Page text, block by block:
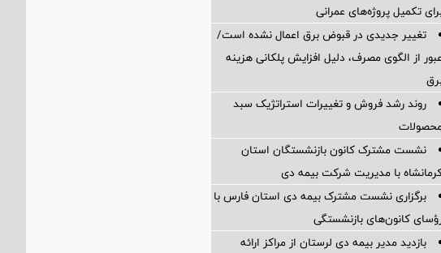
تكمیل پروژه‌های عمرانی
تغییر جدیدی در قبوض برق اعمال نشده است/
از الگوی مصرف، دلیل افزایش پلکانی هزینه
روند رشد فروش و تغییرات استراتژیک سبد
نشست مشترک کانون بازنشستگان استان
با مدیریت شرکت بیمه دی
برگزاری نشست مشترک بیمه دی استان فارس با
کانون‌های بازنشستگی
بازدید مدیر بیمه دی لرستان از مراکز ارائه